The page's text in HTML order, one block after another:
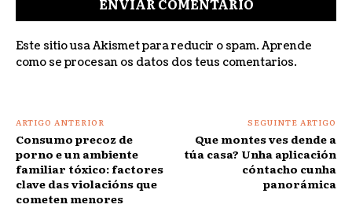
Este sitio usa Akismet para reducir o spam. Aprende
como se procesan os datos dos teus comentarios.
ARTIGO ANTERIOR
Consumo precoz de
porno e un ambiente
familiar tóxico: factores
clave das violacións que
cometen menores
SEGUINTE ARTIGO
Que montes ves dende a
túa casa? Unha aplicación
cóntacho cunha
panorámica